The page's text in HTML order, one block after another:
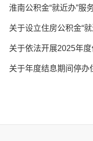
淮南公积金“就近办”服
关于设立住房公积金“
关于依法开展2025年
关于年度结息期间停办